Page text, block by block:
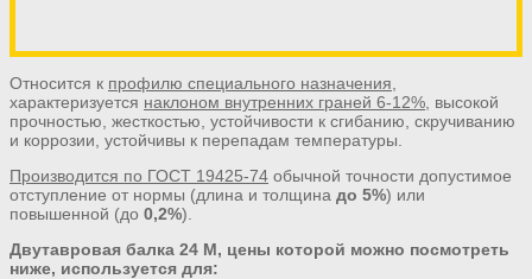
Относится к профилю специального назначения
характеризуется наклоном внутренних граней 6-12% , высокой
прочностью, жесткостью, устойчивости к сгибанию, скручиванию
и коррозии, устойчивы к перепадам температуры.
Производится по ГОСТ 19425-74 обычной точности допустимое
отступление от нормы (длина и толщина до 5%) или
повышенной (до 0,2%).
Двутавровая балка 24 М, цены которой можно посмотреть
ниже, используется для: